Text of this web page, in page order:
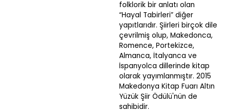
folklorik bir anlatı olan
“Hayal Tabirleri” diğer
yapıtlarıdır. Şiirleri birçok dile
çevrilmiş olup, Makedonca,
Romence, Portekizce,
Almanca, İtalyanca ve
İspanyolca dillerinde kitap
olarak yayımlanmıştır. 2015
Makedonya Kitap Fuarı Altın
Yüzük Şiir Ödülü'nün de
sahibidir.